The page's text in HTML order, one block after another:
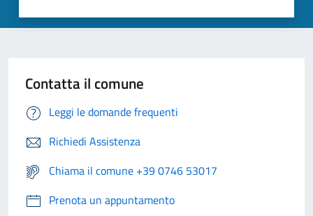
Contatta il comune
Leggi le domande frequenti
Richiedi Assistenza
Chiama il comune +39 0746 53017
Prenota un appuntamento